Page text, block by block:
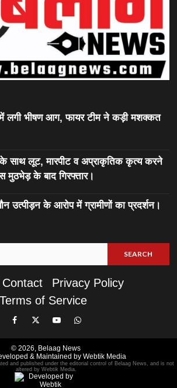
लगी भीषण आग, फायर टीम ने कड़ी मशक्कत
साथ लूट, मारपीट व अप्राकृतिक कृत्य करने
मुठभेड़ के बाद गिरफ्तार।
उत्पीड़न के आरोप में ग्रामीणों का प्रदर्शन।
Contact
Privacy Policy
Terms of Service
Like
Our
Facebook
Page
Follow
Us
On
Twitter
Subscribe
Our
YouTube
Channel
Join
Our
WhatsApp
Group
© 2026, Belaag News
& Maintained by Webtik Media
and published under the editorial control of Belaag News, and is not
altered by Webtik Media.